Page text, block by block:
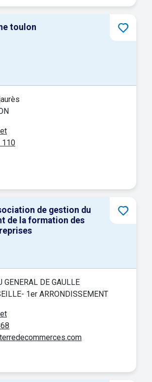
toulon
110
de gestion du
de la formation des
GENERAL DE GAULLE
1er ARRONDISSEMENT